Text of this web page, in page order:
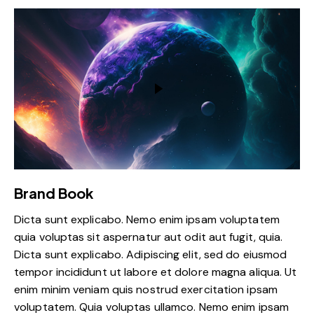
Brand Book
Dicta sunt explicabo. Nemo enim ipsam voluptatem
quia voluptas sit aspernatur aut odit aut fugit, quia.
Dicta sunt explicabo. Adipiscing elit, sed do eiusmod
tempor incididunt ut labore et dolore magna aliqua. Ut
enim minim veniam quis nostrud exercitation ipsam
voluptatem. Quia voluptas ullamco. Nemo enim ipsam